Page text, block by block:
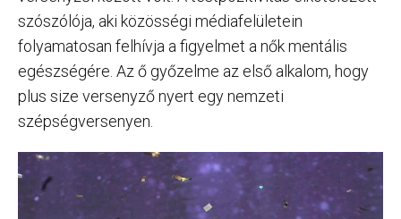
szószólója, aki közösségi médiafelületein
folyamatosan felhívja a figyelmet a nők mentális
egészségére. Az ő győzelme az első alkalom, hogy
plus size versenyző nyert egy nemzeti
szépségversenyen.